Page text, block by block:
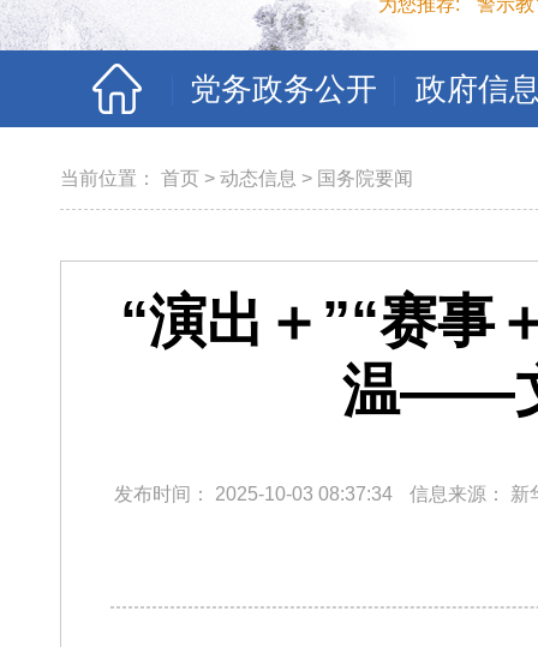
为您推荐: 警示教
党务政务公开 政府信
当前位置： 首页 > 动态信息 > 国务院要闻
“演出＋”“赛事
温——
发布时间： 2025-10-03 08:37:34 信息来源： 新